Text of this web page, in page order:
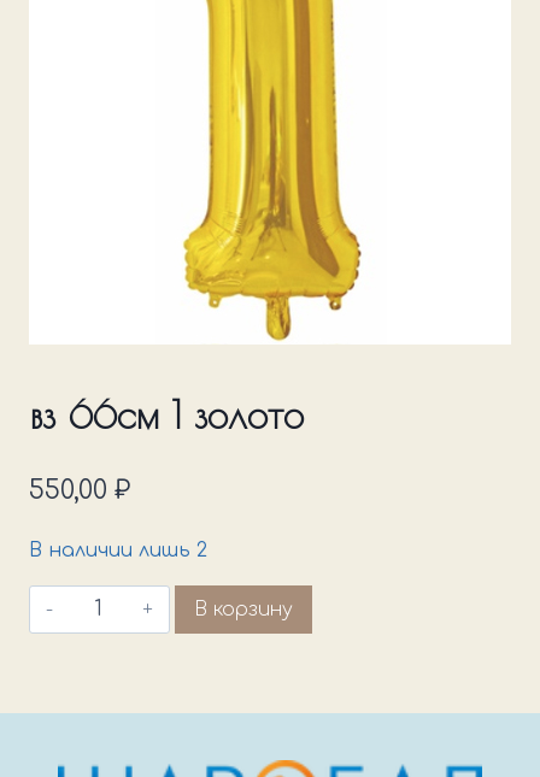
вз 66см 1 золото
550,00 ₽
В наличии лишь 2
Количество
товара
золото
В корзину